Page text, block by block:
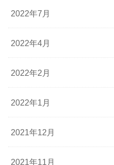
2022年7月
2022年4月
2022年2月
2022年1月
2021年12月
2021年11月